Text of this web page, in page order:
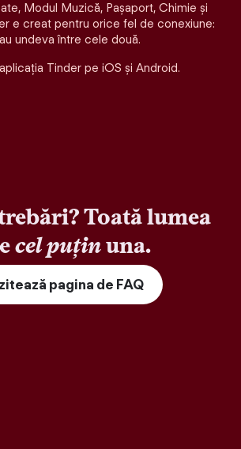
Modul Muzică, Pașaport, Chimie și
e creat pentru orice fel de conexiune:
undeva între cele două.
Tinder pe iOS și Android.
Toată lumea
cel puținuna.
pagina de FAQ